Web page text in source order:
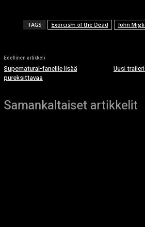
TAGS Exorcism of the Dead John
Edellinen artikkeli
Supernatural-faneille lisää
pureksittavaa
Uusi
Samankaltaiset artikkelit